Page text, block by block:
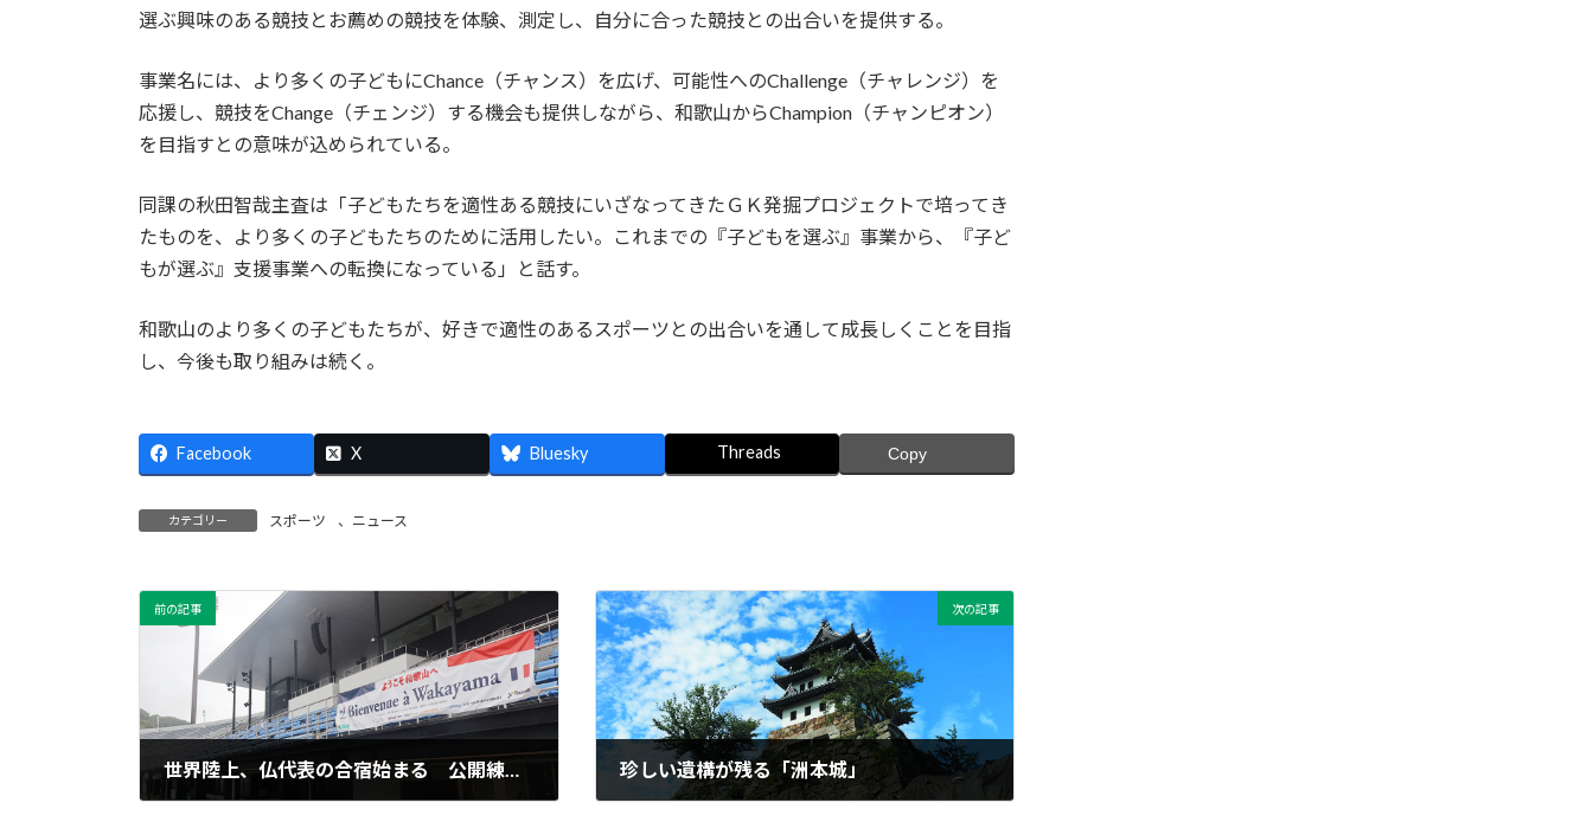
選ぶ興味のある競技とお薦めの競技を体験、測定し、自分に合った競技との出合いを提供する。
事業名には、より多くの子どもにChance（チャンス）を広げ、可能性へのChallenge（チャレンジ）を
応援し、競技をChange（チェンジ）する機会も提供しながら、和歌山からChampion（チャンピオン）
を目指すとの意味が込められている。
同課の秋田智哉主査は「子どもたちを適性ある競技にいざなってきたＧＫ発掘プロジェクトで培ってき
たものを、より多くの子どもたちのために活用したい。これまでの『子どもを選ぶ』事業から、『子ど
もが選ぶ』支援事業への転換になっている」と話す。
和歌山のより多くの子どもたちが、好きで適性のあるスポーツとの出合いを通して成長しくことを目指
し、今後も取り組みは続く。
Facebook X Bluesky Threads Copy
カテゴリー スポーツ 、 ニュース
前の記事
世界陸上、仏代表の合宿始まる 公開練習も
次の記事
珍しい遺構が残る「洲本城」